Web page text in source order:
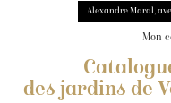
Alexandre Maral,
Mon
des jardins de